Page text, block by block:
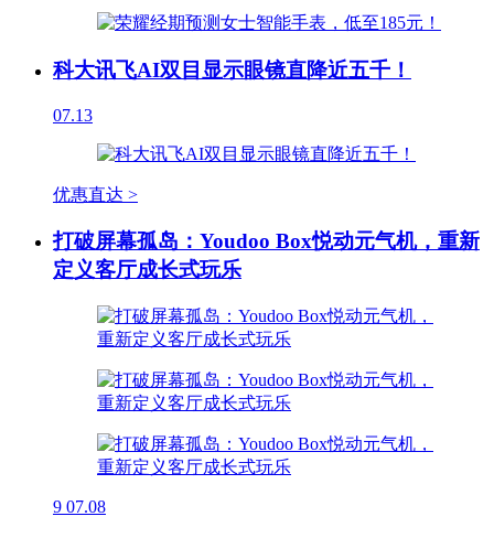
科大讯飞AI双目显示眼镜直降近五千！
07.13
优惠直达 >
打破屏幕孤岛：Youdoo Box悦动元气机，重新
定义客厅成长式玩乐
9 07.08